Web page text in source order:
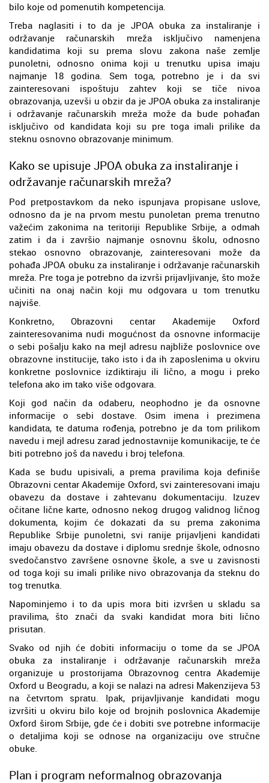
bilo koje od pomenutih kompetencija.
Treba naglasiti i to da je JPOA obuka za instaliranje i
održavanje računarskih mreža isključivo namenjena
kandidatima koji su prema slovu zakona naše zemlje
punoletni, odnosno onima koji u trenutku upisa imaju
najmanje 18 godina. Sem toga, potrebno je i da svi
zainteresovani ispoštuju zahtev koji se tiče nivoa
obrazovanja, uzevši u obzir da je JPOA obuka za instaliranje
i održavanje računarskih mreža može da bude pohađan
isključivo od kandidata koji su pre toga imali prilike da
steknu osnovno obrazovanje minimum.
Kako se upisuje JPOA obuka za instaliranje i
održavanje računarskih mreža?
Pod pretpostavkom da neko ispunjava propisane uslove,
odnosno da je na prvom mestu punoletan prema trenutno
važećim zakonima na teritoriji Republike Srbije, a odmah
zatim i da i završio najmanje osnovnu školu, odnosno
stekao osnovno obrazovanje, zainteresovani može da
pohađa JPOA obuku za instaliranje i održavanje računarskih
mreža. Pre toga je potrebno da izvrši prijavljivanje, što može
učiniti na onaj način koji mu odgovara u tom trenutku
najviše.
Konkretno, Obrazovni centar Akademije Oxford
zainteresovanima nudi mogućnost da osnovne informacije
o sebi pošalju kako na mejl adresu najbliže poslovnice ove
obrazovne institucije, tako isto i da ih zaposlenima u okviru
konkretne poslovnice izdiktiraju ili lično, a mogu i preko
telefona ako im tako više odgovara.
Koji god način da odaberu, neophodno je da osnovne
informacije o sebi dostave. Osim imena i prezimena
kandidata, te datuma rođenja, potrebno je da tom prilikom
navedu i mejl adresu zarad jednostavnije komunikacije, te će
biti potrebno još da navedu i broj telefona.
Kada se budu upisivali, a prema pravilima koja definiše
Obrazovni centar Akademije Oxford, svi zainteresovani imaju
obavezu da dostave i zahtevanu dokumentaciju. Izuzev
očitane lične karte, odnosno nekog drugog validnog ličnog
dokumenta, kojim će dokazati da su prema zakonima
Republike Srbije punoletni, svi ranije prijavljeni kandidati
imaju obavezu da dostave i diplomu srednje škole, odnosno
svedočanstvo završene osnovne škole, a sve u zavisnosti
od toga koji su imali prilike nivo obrazovanja da steknu do
tog trenutka.
Napominjemo i to da upis mora biti izvršen u skladu sa
pravilima, što znači da svaki kandidat mora biti lično
prisutan.
Svako od njih će dobiti informaciju o tome da se JPOA
obuka za instaliranje i održavanje računarskih mreža
organizuje u prostorijama Obrazovnog centra Akademije
Oxford u Beogradu, a koji se nalazi na adresi Makenzijeva 53
na četvrtom spratu. Ipak, prijavljivanje kandidati mogu
izvršiti u okviru bilo koje od brojnih poslovnica Akademije
Oxford širom Srbije, gde će i dobiti sve potrebne informacije
o detaljima koji se odnose na organizaciju ove stručne
obuke.
Plan i program neformalnog obrazovanja